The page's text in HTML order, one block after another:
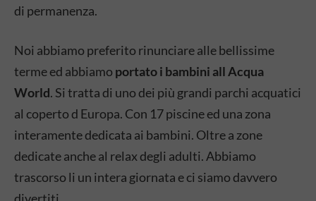
di permanenza.
Noi abbiamo preferito rinunciare alle bellissime
terme ed abbiamo portato i bambini all Acqua
World. Si tratta di uno dei più grandi parchi acquatici
al coperto d Europa. Con 17 piscine ed una zona
interamente dedicata ai bambini. Oltre a zone
dedicate anche al relax degli adulti. Abbiamo
trascorso li un intera giornata e ci siamo davvero
divertiti.